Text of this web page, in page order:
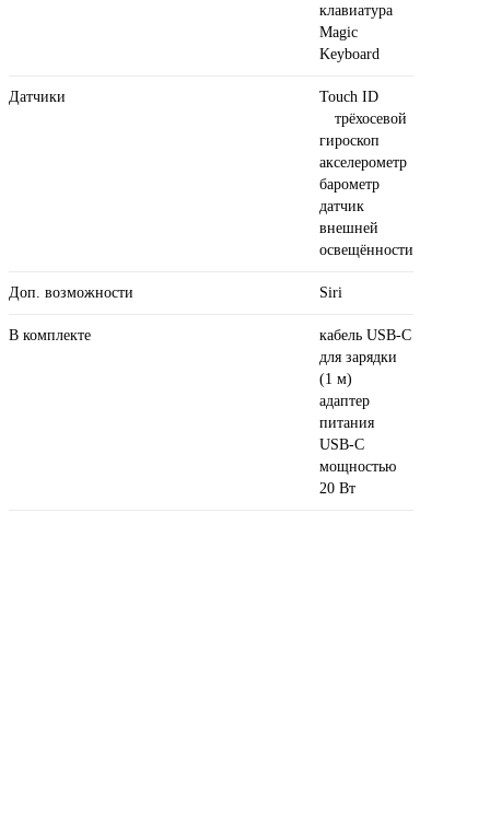
клавиатура
Magic
Keyboard
Датчики
Touch ID
трёхосевой
гироскоп
акселерометр
барометр
датчик
внешней
освещённости
Доп. возможности Siri
В комплекте
кабель USB‑C
для зарядки
(1 м)
адаптер
питания
USB‑C
мощностью
20 Вт